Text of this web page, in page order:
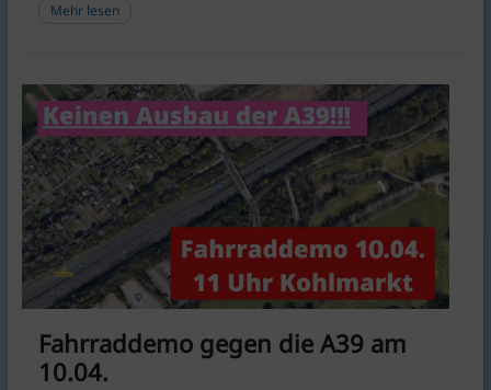
Mehr lesen
Fahrraddemo gegen die A39 am
10.04.